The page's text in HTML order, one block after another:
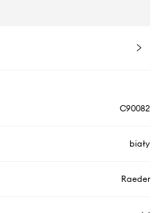
C90082
biały
Raeder